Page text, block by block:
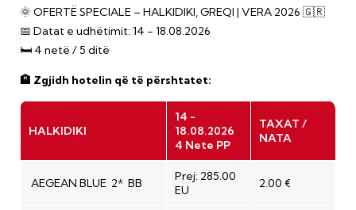
🌞 OFERTË SPECIALE – HALKIDIKI, GREQI | VERA 2026 🇬🇷
📅 Datat e udhëtimit:14 - 18.08.2026
🛏️ 4 netë / 5 ditë
🏨 Zgjidh hotelin që të përshtatet:
HALKIDIKI
14 -
18.08.2026
4 Nete PP
TAXAT /
NATA
AEGEAN BLUE 2* BB
Prej: 285.00
EU
2.00 €